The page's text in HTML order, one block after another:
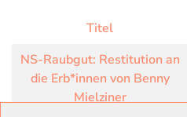
Titel
NS-Raubgut: Restitution an
die Erb*innen von Benny
Mielziner